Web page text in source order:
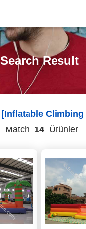
Search Result
[inflatable Climbing
Match 14 Ürünler